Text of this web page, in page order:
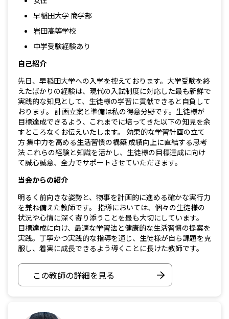
早稲田大学 商学部
岩田高等学校
中学受験経験あり
自己紹介
先日、早稲田大学への入学を控えております。大学受験を終
えたばかりの経験は、現代の入試制度に対応した最も新鮮で
実践的な知見として、生徒様の学習に貢献できると自負して
おります。 計画立案と準備は私の得意分野です。生徒様が
目標達成できるよう、これまでに培ってきた以下の知見を余
すところなくお伝えいたします。 効果的な学習計画の立て
方 集中力を高める生活習慣の構築 成績向上に直結する思考
法 これらの経験と知識を活かし、生徒様の目標達成に向け
て誠心誠意、全力でサポートさせていただきます。
当会からの紹介
明るく前向きな姿勢と、物事を計画的に進める確かな実行力
を兼ね備えた教師です。 指導においては、個々の生徒様の
状況や心情に深く寄り添うことを最も大切にしています。
目標達成に向け、最適な学習法と健康的な生活習慣の提案を
実践。丁寧かつ実践的な指導を通じ、生徒様が自ら課題を克
服し、着実に成長できるよう導くことに長けた教師です。
この教師の詳細を見る